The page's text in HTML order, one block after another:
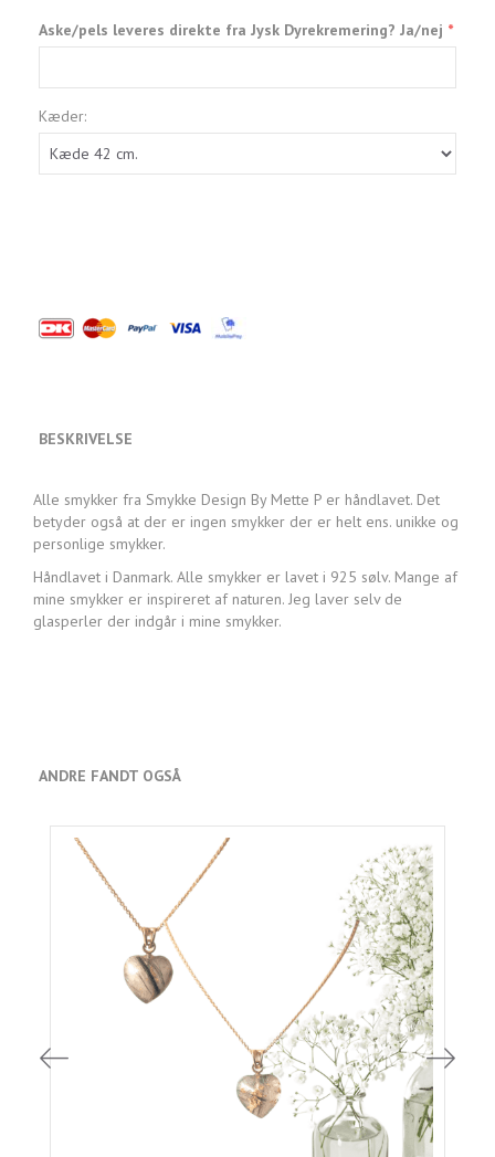
Aske/pels leveres direkte fra Jysk Dyrekremering? Ja/nej
Kæder:
BESKRIVELSE
Alle smykker fra Smykke Design By Mette P er håndlavet. Det
betyder også at der er ingen smykker der er helt ens. unikke og
personlige smykker.
Håndlavet i Danmark. Alle smykker er lavet i 925 sølv. Mange af
mine smykker er inspireret af naturen. Jeg laver selv de
glasperler der indgår i mine smykker.
ANDRE FANDT OGSÅ